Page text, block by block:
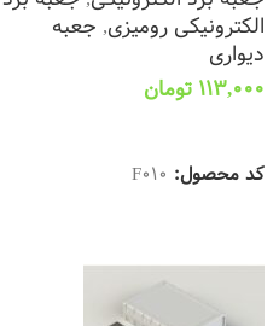
الکترونیکی رومیزی, جعبه
دیواری
113,000 تومان
کد محصول: F010